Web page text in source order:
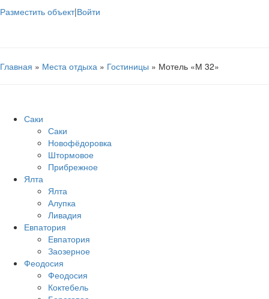
Разместить объект|Войти
Главная » Места отдыха » Гостиницы » Мотель «М 32»
Саки
Саки
Новофёдоровка
Штормовое
Прибрежное
Ялта
Ялта
Алупка
Ливадия
Евпатория
Евпатория
Заозерное
Феодосия
Феодосия
Коктебель